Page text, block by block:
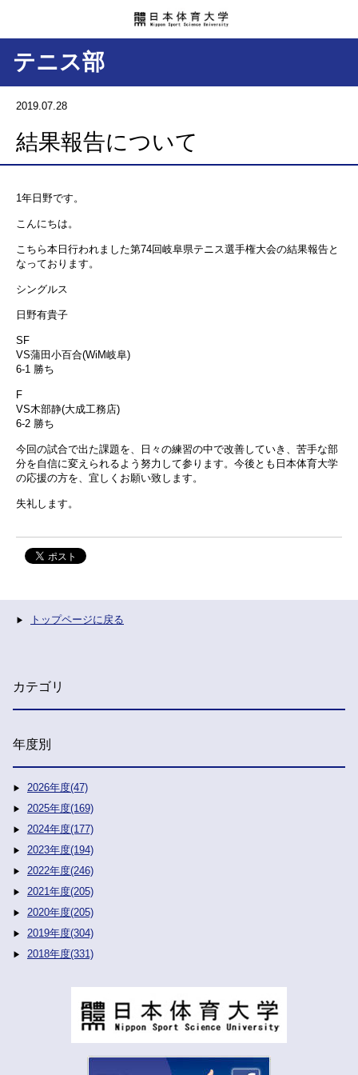
テニス部
2019.07.28
結果報告について
1年日野です。
こんにちは。
こちら本日行われました第74回岐阜県テニス選手権大会の結果報告と
なっております。
シングルス
日野有貴子
SF
VS蒲田小百合(WiM岐阜)
6-1 勝ち
F
VS木部静(大成工務店)
6-2 勝ち
今回の試合で出た課題を、日々の練習の中で改善していき、苦手な部
分を自信に変えられるよう努力して参ります。今後とも日本体育大学
の応援の方を、宜しくお願い致します。
失礼します。
トップページに戻る
カテゴリ
年度別
2026年度(47)
2025年度(169)
2024年度(177)
2023年度(194)
2022年度(246)
2021年度(205)
2020年度(205)
2019年度(304)
2018年度(331)